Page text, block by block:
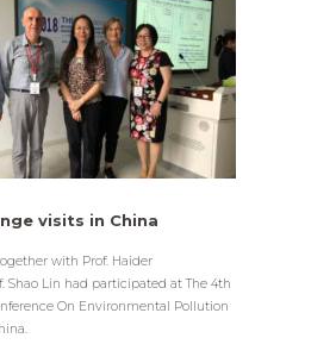
visits in China
with Prof. Haider
Shao Lin had participated at The 4th
On Environmental Pollution